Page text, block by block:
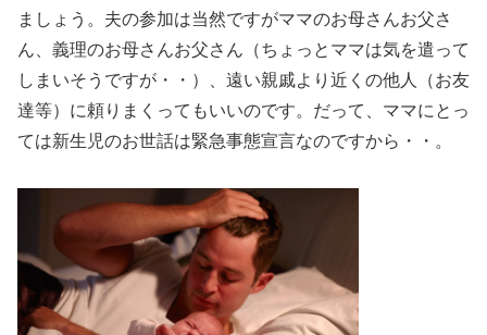
ましょう。夫の参加は当然ですがママのお母さんお父さ
ん、義理のお母さんお父さん（ちょっとママは気を遣って
しまいそうですが・・）、遠い親戚より近くの他人（お友
達等）に頼りまくってもいいのです。だって、ママにとっ
ては新生児のお世話は緊急事態宣言なのですから・・。